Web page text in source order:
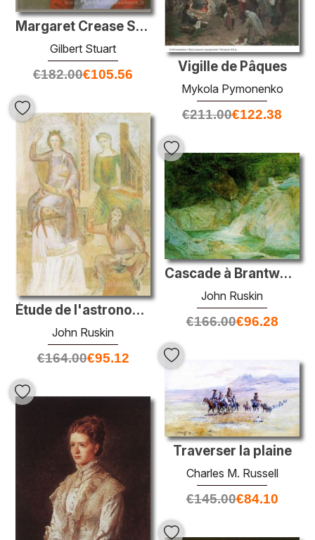
Margaret Crease Stackpole Welch
Gilbert Stuart
€182.00€105.56 Vigille de Pâques
Mykola Pymonenko
€211.00€122.38
Étude de l'astronomie et de la musique
John Ruskin
€164.00€95.12
Cascade à Brantwood
John Ruskin
€166.00€96.28
Traverser la plaine
Charles M. Russell
€145.00€84.10